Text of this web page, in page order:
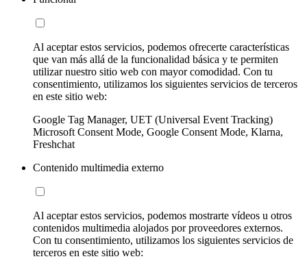
Al aceptar estos servicios, podemos ofrecerte características
que van más allá de la funcionalidad básica y te permiten
utilizar nuestro sitio web con mayor comodidad. Con tu
consentimiento, utilizamos los siguientes servicios de terceros
en este sitio web:
Google Tag Manager, UET (Universal Event Tracking)
Microsoft Consent Mode, Google Consent Mode, Klarna,
Freshchat
Contenido multimedia externo
Al aceptar estos servicios, podemos mostrarte vídeos u otros
contenidos multimedia alojados por proveedores externos.
Con tu consentimiento, utilizamos los siguientes servicios de
terceros en este sitio web: